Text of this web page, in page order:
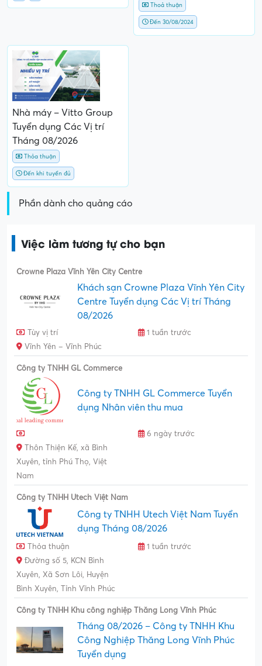
Thoả thuận
Đến 30/08/2024
Nhà máy – Vitto Group
Tuyển dụng Các Vị trí
Tháng 08/2026
Thỏa thuận
Đến khi tuyển đủ
Phần dành cho quảng cáo
Việc làm tương tự cho bạn
Crowne Plaza Vĩnh Yên City Centre
Khách sạn Crowne Plaza Vĩnh Yên City
Centre Tuyển dụng Các Vị trí Tháng
08/2026
Tùy vị trí
1 tuần trước
Vĩnh Yên – Vĩnh Phúc
Công ty TNHH GL Commerce
Công ty TNHH GL Commerce Tuyển
dụng Nhân viên thu mua
6 ngày trước
Thôn Thiện Kế, xã Bình
Xuyên, tỉnh Phú Thọ, Việt
Nam
Công ty TNHH Utech Việt Nam
Công ty TNHH Utech Việt Nam Tuyển
dụng Tháng 08/2026
Thỏa thuận
1 tuần trước
Đường số 5, KCN Bình
Xuyên, Xã Sơn Lôi, Huyện
Bình Xuyên, Tỉnh Vĩnh Phúc
Công ty TNHH Khu công nghiệp Thăng Long Vĩnh Phúc
Tháng 08/2026 – Công ty TNHH Khu
Công Nghiệp Thăng Long Vĩnh Phúc
Tuyển dụng